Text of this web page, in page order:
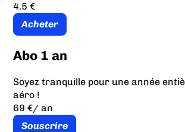
4.5 €
Acheter
Abo 1 an
Soyez tranquille pour une année
aéro !
69 €/ an
Souscrire